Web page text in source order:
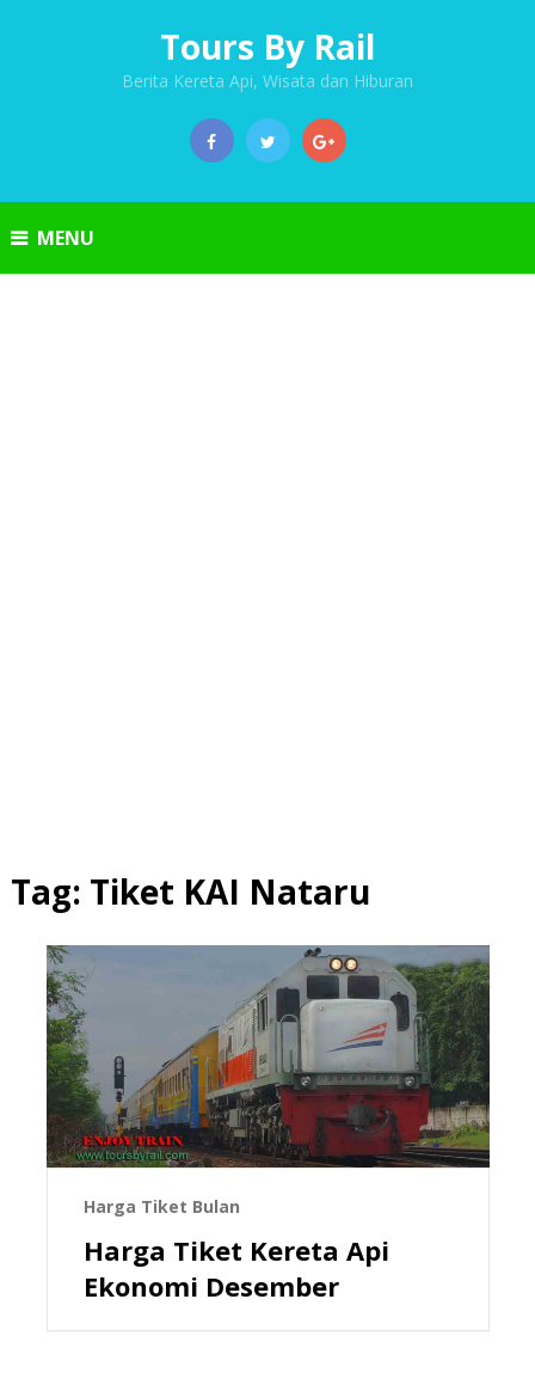
Tours By Rail
Berita Kereta Api, Wisata dan Hiburan
MENU
Tag: Tiket KAI Nataru
Harga Tiket Bulan
Harga Tiket Kereta Api
Ekonomi Desember